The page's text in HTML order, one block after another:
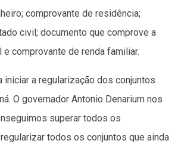
comprovante de residência;
civil; documento que comprove a
comprovante de renda familiar.
iniciar a regularização dos conjuntos
O governador Antonio Denarium nos
superar todos os
todos os conjuntos que ainda